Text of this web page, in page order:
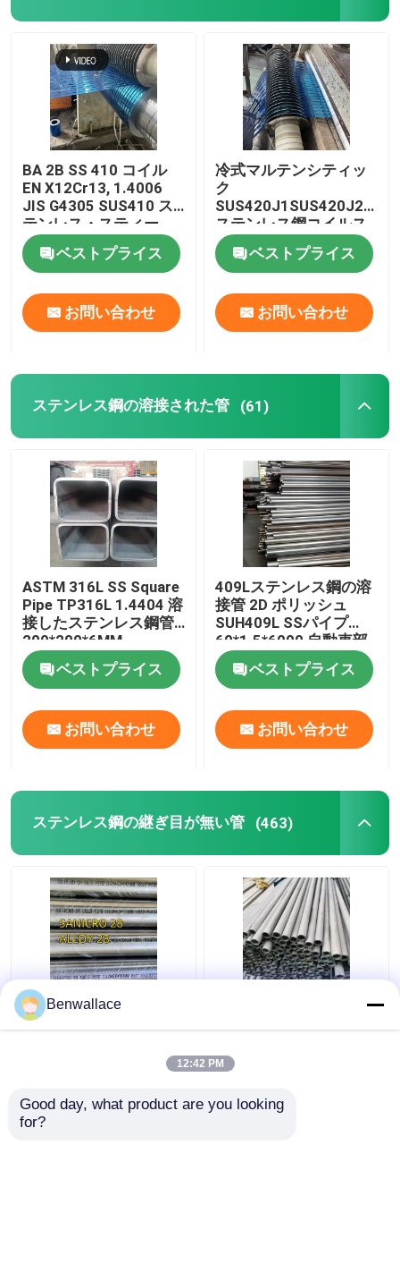
BA 2B SS 410 コイル
EN X12Cr13, 1.4006
JIS G4305 SUS410 ス
テンレス・スティー
ル・コイル・ストリッ
プ 0.3-3mm
ベストプライス
お問い合わせ
冷式マルテンシティッ
ク
SUS420J1SUS420J2
ステンレス鋼コイルス
トライプ 0.3-3mm
ベストプライス
お問い合わせ
ステンレス鋼の溶接された管 (61)
ASTM 316L SS Square
Pipe TP316L 1.4404 溶
接したステンレス鋼管
200*200*6MM
ベストプライス
お問い合わせ
409Lステンレス鋼の溶
接管 2D ポリッシュ
SUH409L SSパイプ
60*1.5*6000 自動車部
品
ベストプライス
お問い合わせ
ステンレス鋼の継ぎ目が無い管 (463)
ASTM B709/W. Nr.
1.4563/合金28 ニッケ
ホールバーシームレス
TP316Lステンレス鋼管
Benwallace
12:42 PM
Good day, what product are you looking
for?